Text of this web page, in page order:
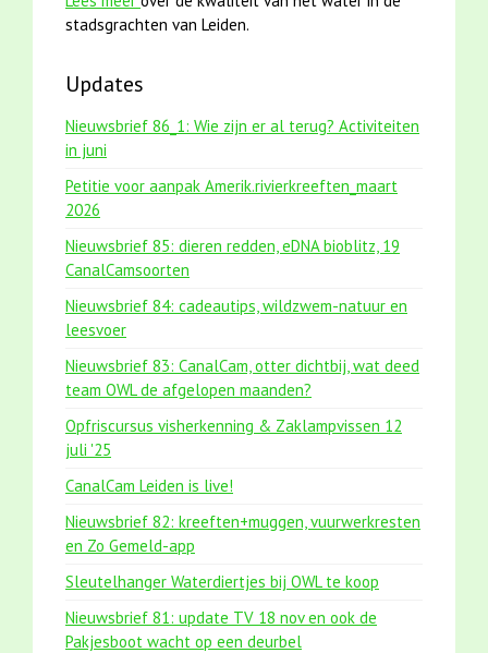
stadsgrachten van Leiden.
Updates
Nieuwsbrief 86_1: Wie zijn er al terug? Activiteiten
in juni
Petitie voor aanpak Amerik.rivierkreeften_maart
2026
Nieuwsbrief 85: dieren redden, eDNA bioblitz, 19
CanalCamsoorten
Nieuwsbrief 84: cadeautips, wildzwem-natuur en
leesvoer
Nieuwsbrief 83: CanalCam, otter dichtbij, wat deed
team OWL de afgelopen maanden?
Opfriscursus visherkenning & Zaklampvissen 12
juli '25
CanalCam Leiden is live!
Nieuwsbrief 82: kreeften+muggen, vuurwerkresten
en Zo Gemeld-app
Sleutelhanger Waterdiertjes bij OWL te koop
Nieuwsbrief 81: update TV 18 nov en ook de
Pakjesboot wacht op een deurbel